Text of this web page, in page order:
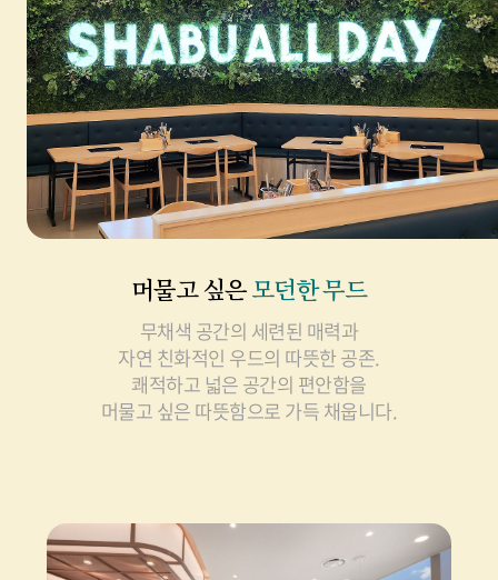
머물고 싶은모던한 무드
무채색 공간의 세련된 매력과
자연 친화적인 우드의 따뜻한 공존.
쾌적하고 넓은 공간의 편안함을
머물고 싶은 따뜻함으로 가득 채웁니다.